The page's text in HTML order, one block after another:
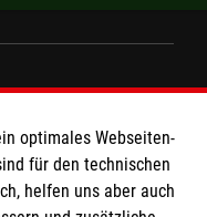
optimales Webseiten-
für den technischen
helfen uns aber auch